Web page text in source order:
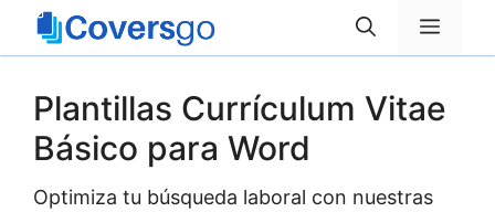
Saltar
Menú
Plantillas Currículum Vitae
Básico para Word
Optimiza tu búsqueda laboral con nuestras